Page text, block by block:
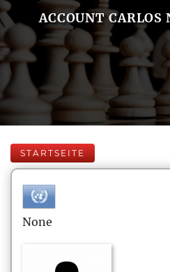
ACCOUNT CARLOS
STARTSEITE
None